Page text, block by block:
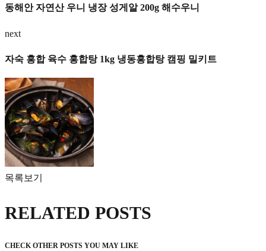
동해안 자연산 우니 냉장 성게알 200g 해수우니
next
자숙 홍합 육수 홍합탕 1kg 냉동홍합탕 캠핑 밀키트
목록보기
RELATED POSTS
CHECK OTHER POSTS YOU MAY LIKE